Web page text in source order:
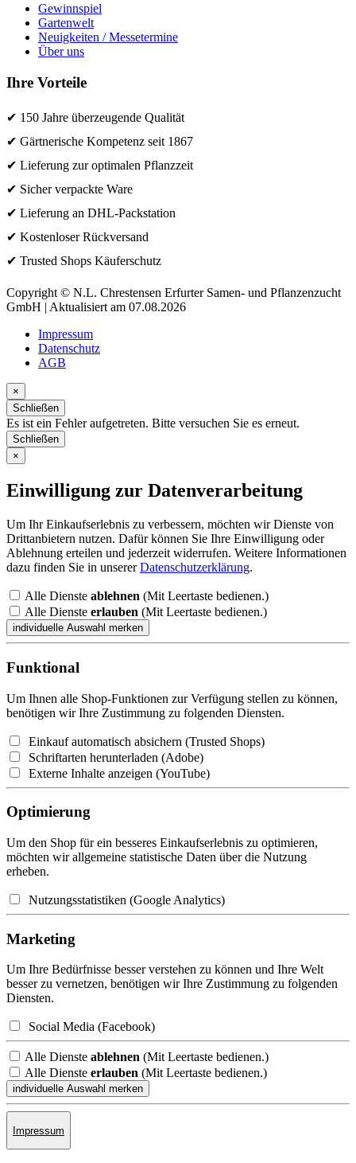
Gewinnspiel
Gartenwelt
Neuigkeiten / Messetermine
Über uns
Ihre Vorteile
✔ 150 Jahre überzeugende Qualität
✔ Gärtnerische Kompetenz seit 1867
✔ Lieferung zur optimalen Pflanzzeit
✔ Sicher verpackte Ware
✔ Lieferung an DHL-Packstation
✔ Kostenloser Rückversand
✔ Trusted Shops Käuferschutz
Copyright © N.L. Chrestensen Erfurter Samen- und Pflanzenzucht
GmbH | Aktualisiert am 07.08.2026
Impressum
Datenschutz
AGB
×
Schließen
Es ist ein Fehler aufgetreten. Bitte versuchen Sie es erneut.
Schließen
×
Einwilligung zur Datenverarbeitung
Um Ihr Einkaufserlebnis zu verbessern, möchten wir Dienste von
Drittanbietern nutzen. Dafür können Sie Ihre Einwilligung oder
Ablehnung erteilen und jederzeit widerrufen. Weitere Informationen
dazu finden Sie in unsererDatenschutzerklärung.
Alle Dienste ablehnen (Mit Leertaste bedienen.)
Alle Dienste erlauben (Mit Leertaste bedienen.)
Funktional
Um Ihnen alle Shop-Funktionen zur Verfügung stellen zu können,
benötigen wir Ihre Zustimmung zu folgenden Diensten.
Einkauf automatisch absichern (Trusted Shops)
Schriftarten herunterladen (Adobe)
Externe Inhalte anzeigen (YouTube)
Optimierung
Um den Shop für ein besseres Einkaufserlebnis zu optimieren,
möchten wir allgemeine statistische Daten über die Nutzung
erheben.
Nutzungsstatistiken (Google Analytics)
Marketing
Um Ihre Bedürfnisse besser verstehen zu können und Ihre Welt
besser zu vernetzen, benötigen wir Ihre Zustimmung zu folgenden
Diensten.
Social Media (Facebook)
Alle Dienste ablehnen (Mit Leertaste bedienen.)
Alle Dienste erlauben (Mit Leertaste bedienen.)
Impressum